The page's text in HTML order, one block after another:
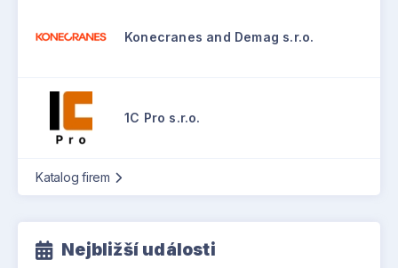
Konecranes and Demag s.r.o.
1C Pro s.r.o.
Katalog firem
Nejbližší události